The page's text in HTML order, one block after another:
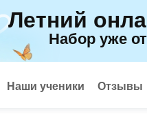
Летний
Набор уже
Отзывы
Наши ученики